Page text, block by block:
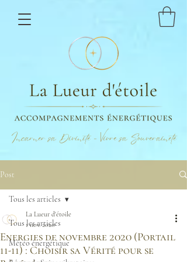
Incarner sa Divinité - Vivre sa Souveraineté
Post
Tous les articles
Météo énergétique
Tous les articles
Energies de novembre 2020 (Portail
11-11) : Choisir sa Vérité pour se
La Lueur d'étoile
1 nov. 2020